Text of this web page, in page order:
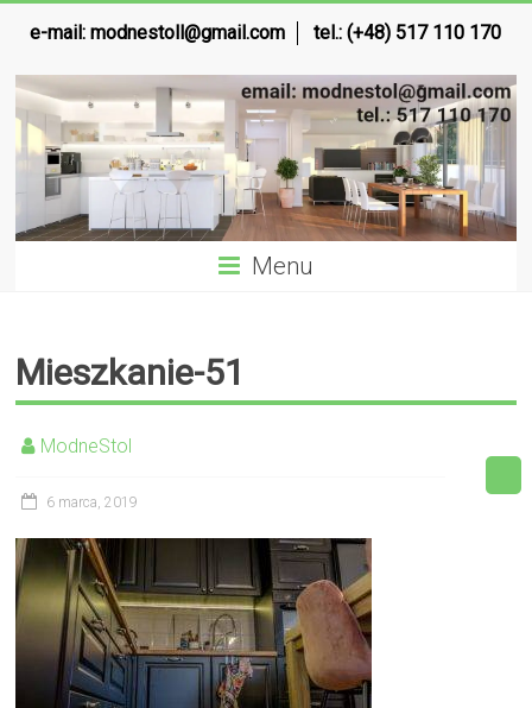
e-mail:modnestoll@gmail.com tel.: (+48) 517 110 170
Menu
Mieszkanie-51
ModneStol
6 marca, 2019